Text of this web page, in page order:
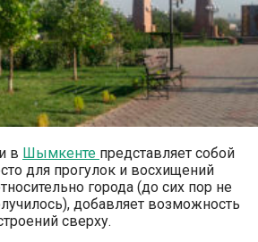
в Шымкенте представляет собой
для прогулок и восхищений
города (до сих пор не
добавляет возможность
сверху.